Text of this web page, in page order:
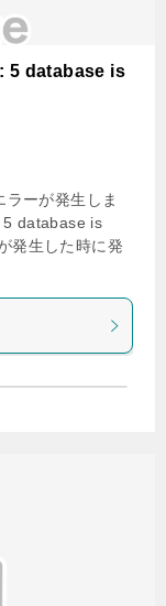
5 database is
ーが発生しま
5 database is
発生した時に発